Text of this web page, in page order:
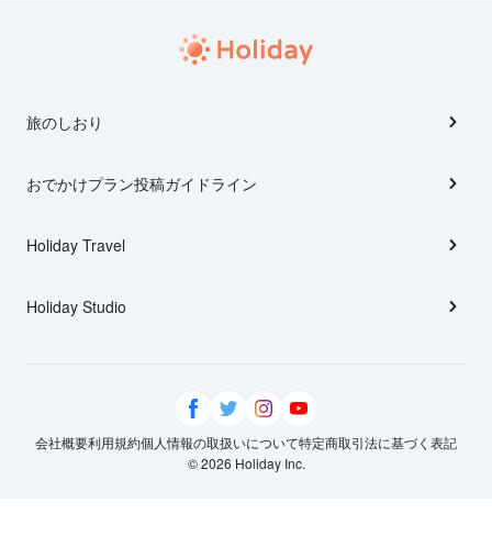
旅のしおり
おでかけプラン投稿ガイドライン
Holiday Travel
Holiday Studio
会社概要利用規約個人情報の取扱いについて特定商取引法に基づく表記
© 2026 Holiday Inc.